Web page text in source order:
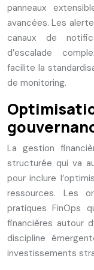
panneaux
avancées. Les
canaux de
d’escalade
facilite la
de monitoring.
La gestion
structurée qui va
pour inclure
ressources. Les
pratiques FinOps
financières autour
discipline
investissements